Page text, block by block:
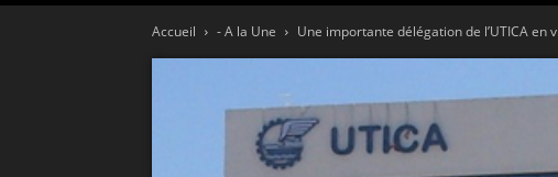
Accueil - A la Une Une importante délégation de l’UTICA en